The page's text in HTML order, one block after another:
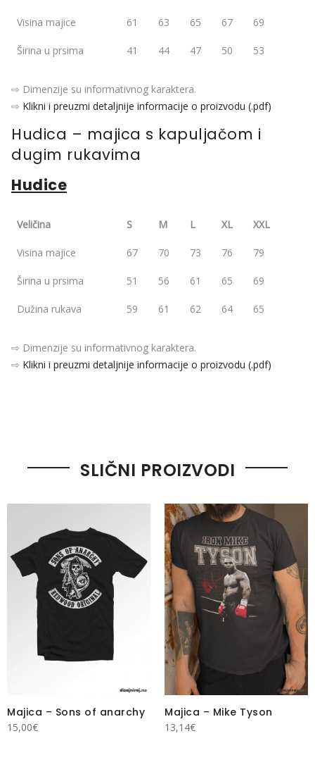
Visina majice 61 63 65 67 69
Širina u prsima 41 44 47 50 53
⇨ Dimenzije su informativnog karaktera.
⇨ Klikni i preuzmi detaljnije informacije o proizvodu (.pdf)
Hudica – majica s kapuljačom i
dugim rukavima
Hudice
Veličina S M L XL XXL
Visina majice 67 70 73 76 79
Širina u prsima 51 56 61 65 69
Dužina rukava 59 61 62 64 65
⇨ Dimenzije su informativnog karaktera.
⇨ Klikni i preuzmi detaljnije informacije o proizvodu (.pdf)
SLIČNI PROIZVODI
Majica – Sons of anarchy
15,00€
Majica – Mike Tyson
13,14€